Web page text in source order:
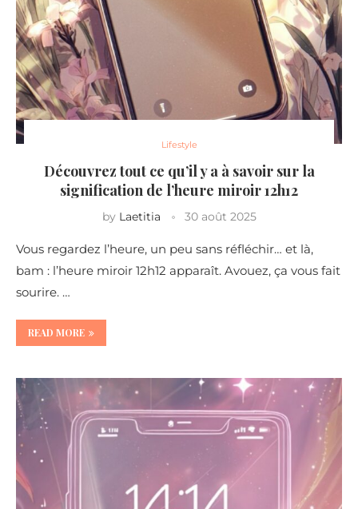
Lifestyle
Découvrez tout ce qu’il y a à savoir sur la
signification de l’heure miroir 12h12
by Laetitia 30 août 2025
Vous regardez l’heure, un peu sans réfléchir… et là,
bam : l’heure miroir 12h12 apparaît. Avouez, ça vous fait
sourire. …
READ MORE